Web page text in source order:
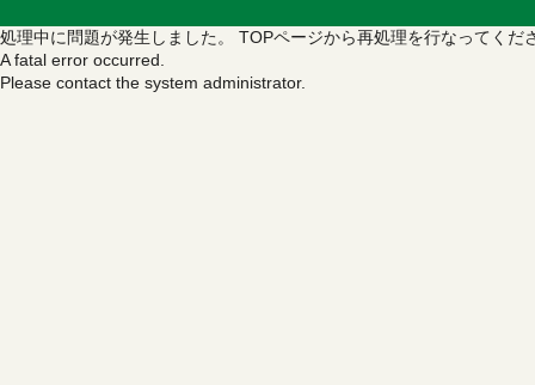
処理中に問題が発生しました。 TOPページから再処理を行なってくだ
A fatal error occurred.
Please contact the system administrator.